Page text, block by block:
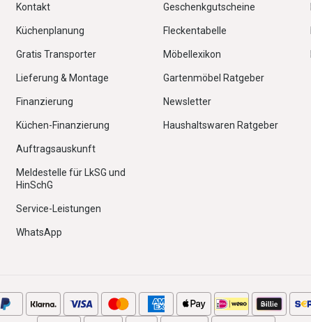
Kontakt
Küchenplanung
Gratis Transporter
Lieferung & Montage
Finanzierung
Küchen-Finanzierung
Auftragsauskunft
Meldestelle für LkSG und
HinSchG
Service-Leistungen
WhatsApp
Geschenkgutscheine
Fleckentabelle
Möbellexikon
Gartenmöbel Ratgeber
Newsletter
Haushaltswaren Ratgeber